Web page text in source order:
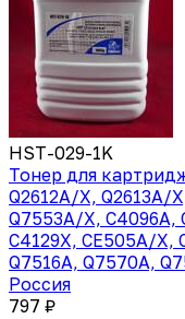
HST-029-1K
Тонер для
Q2612A/X, Q2613A/
Q7553A/X, C4096A,
C4129X, CE505A/X,
Q7516A, Q7570A,
Россия
797 ₽